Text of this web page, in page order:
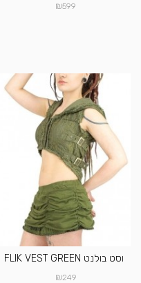
₪599
וסט בולנט FLIK VEST GREEN
₪249